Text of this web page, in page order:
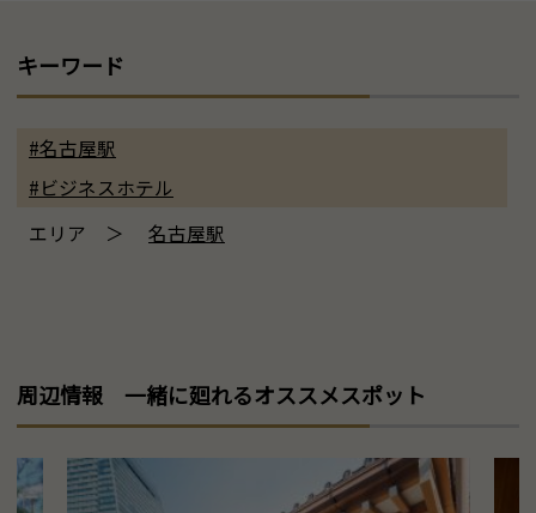
キーワード
#名古屋駅
#ビジネスホテル
エリア ＞ 名古屋駅
周辺情報 一緒に廻れるオススメスポット